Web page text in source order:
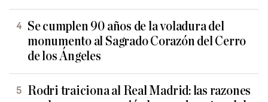
Se cumplen 90 años de la voladura del
monumento al Sagrado Corazón del Cerro
de los Ángeles
Rodri traiciona al Real Madrid: las razones